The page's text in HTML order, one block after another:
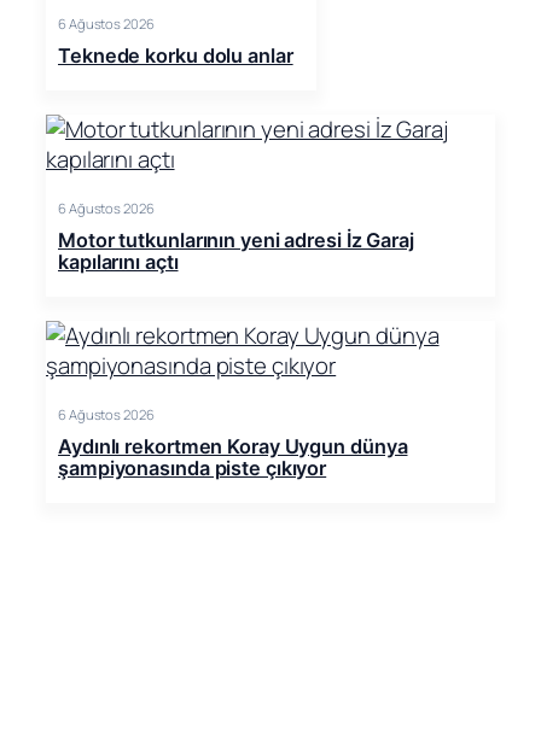
6 Ağustos 2026
Teknede korku dolu anlar
6 Ağustos 2026
Motor tutkunlarının yeni adresi İz Garaj
kapılarını açtı
6 Ağustos 2026
Aydınlı rekortmen Koray Uygun dünya
şampiyonasında piste çıkıyor